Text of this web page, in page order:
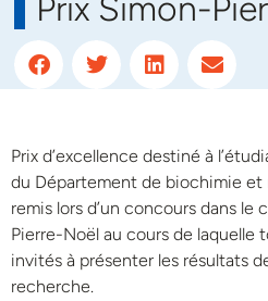
Prix Simon-
Prix d’excellence destiné à
du Département de biochimie et
remis lors d’un concours dans le
Pierre-Noël au cours de laquelle
invités à présenter les résultats
recherche.